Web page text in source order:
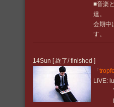
■音楽
達。
会期中
す。
14Sun [ 終了/ finished ]
「
LIVE: